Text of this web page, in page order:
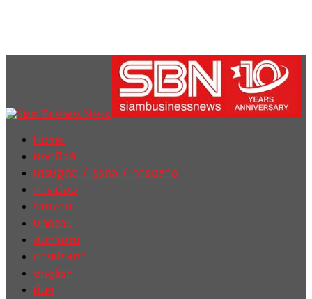
Home
ฮอตนิวส์
เศรษฐกิจ / ธุรกิจ / การตลาด
การเมือง
รายงาน
บทความ
สัมภาษณ์
ต่างประเทศ
english
อื่นๆ